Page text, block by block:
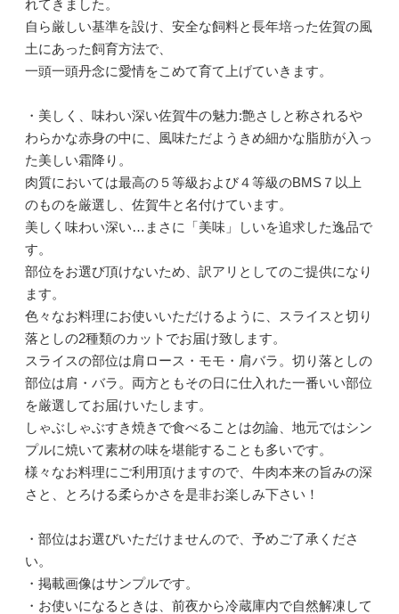
れてきました。
自ら厳しい基準を設け、安全な飼料と長年培った佐賀の風
土にあった飼育方法で、
一頭一頭丹念に愛情をこめて育て上げていきます。
・美しく、味わい深い佐賀牛の魅力:艶さしと称されるや
わらかな赤身の中に、風味ただようきめ細かな脂肪が入っ
た美しい霜降り。
肉質においては最高の５等級および４等級のBMS７以上
のものを厳選し、佐賀牛と名付けています。
美しく味わい深い…まさに「美味」しいを追求した逸品で
す。
部位をお選び頂けないため、訳アリとしてのご提供になり
ます。
色々なお料理にお使いいただけるように、スライスと切り
落としの2種類のカットでお届け致します。
スライスの部位は肩ロース・モモ・肩バラ。切り落としの
部位は肩・バラ。両方ともその日に仕入れた一番いい部位
を厳選してお届けいたします。
しゃぶしゃぶすき焼きで食べることは勿論、地元ではシン
プルに焼いて素材の味を堪能することも多いです。
様々なお料理にご利用頂けますので、牛肉本来の旨みの深
さと、とろける柔らかさを是非お楽しみ下さい！
・部位はお選びいただけませんので、予めご了承くださ
い。
・掲載画像はサンプルです。
・お使いになるときは、前夜から冷蔵庫内で自然解凍して